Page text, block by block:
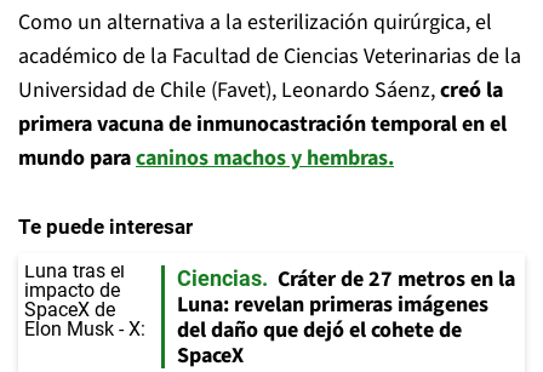
Como un alternativa a la esterilización quirúrgica, el
académico de la Facultad de Ciencias Veterinarias de la
Universidad de Chile (Favet), Leonardo Sáenz,creó la
primera vacuna de inmunocastración temporal en el
mundo paracaninos machos y hembras.
Te puede interesar
Ciencias
Cráter de 27 metros en la
Luna: revelan primeras imágenes
del daño que dejó el cohete de
SpaceX